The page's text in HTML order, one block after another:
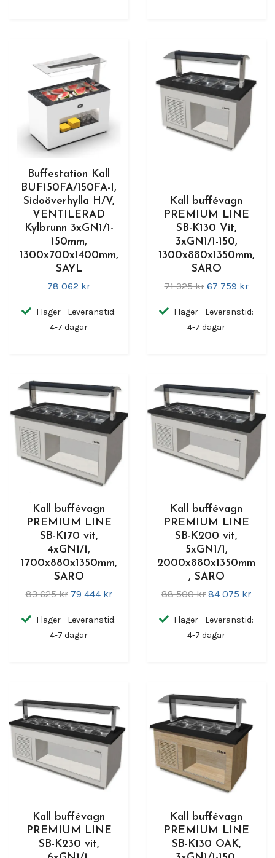
Buffestation Kall
BUF150FA/150FA-I,
Sidoöverhylla H/V,
VENTILERAD
Kylbrunn 3xGN1/1-
150mm,
1300x700x1400mm,
SAYL
78 062 kr
I lager - Leveranstid:
4-7 dagar
Kall buffévagn
PREMIUM LINE
SB-K130 Vit,
3xGN1/1-150,
1300x880x1350mm,
SARO
71 325 kr 67 759 kr
I lager - Leveranstid:
4-7 dagar
Kall buffévagn
PREMIUM LINE
SB-K170 vit,
4xGN1/1,
1700x880x1350mm,
SARO
83 625 kr 79 444 kr
I lager - Leveranstid:
4-7 dagar
Kall buffévagn
PREMIUM LINE
SB-K200 vit,
5xGN1/1,
2000x880x1350mm
, SARO
88 500 kr 84 075 kr
I lager - Leveranstid:
4-7 dagar
Kall buffévagn
PREMIUM LINE
SB-K230 vit,
Kall buffévagn
PREMIUM LINE
SB-K130 OAK,